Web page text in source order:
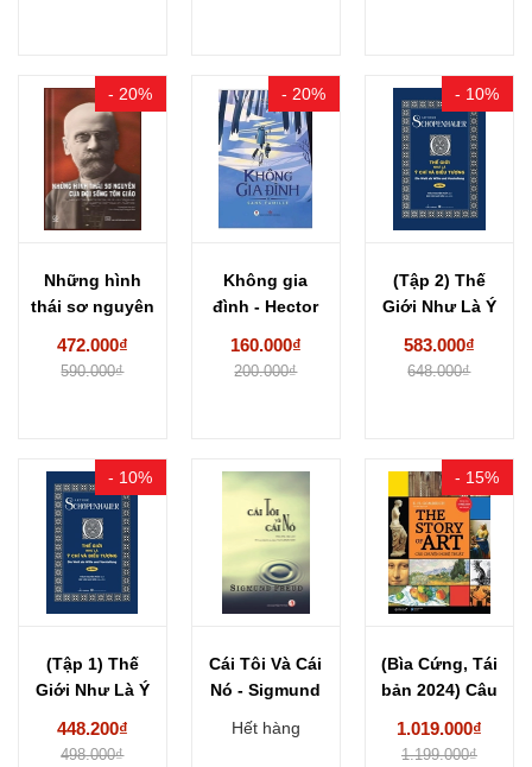
- 20%
Những hình
thái sơ nguyên
472.000₫
590.000₫
- 20%
Không gia
đình - Hector
160.000₫
200.000₫
- 10%
(Tập 2) Thế
Giới Như Là Ý
583.000₫
648.000₫
- 10%
(Tập 1) Thế
Giới Như Là Ý
448.200₫
498.000₫
Cái Tôi Và Cái
Nó - Sigmund
Hết hàng
- 15%
(Bìa Cứng, Tái
bản 2024) Câu
1.019.000₫
1.199.000₫